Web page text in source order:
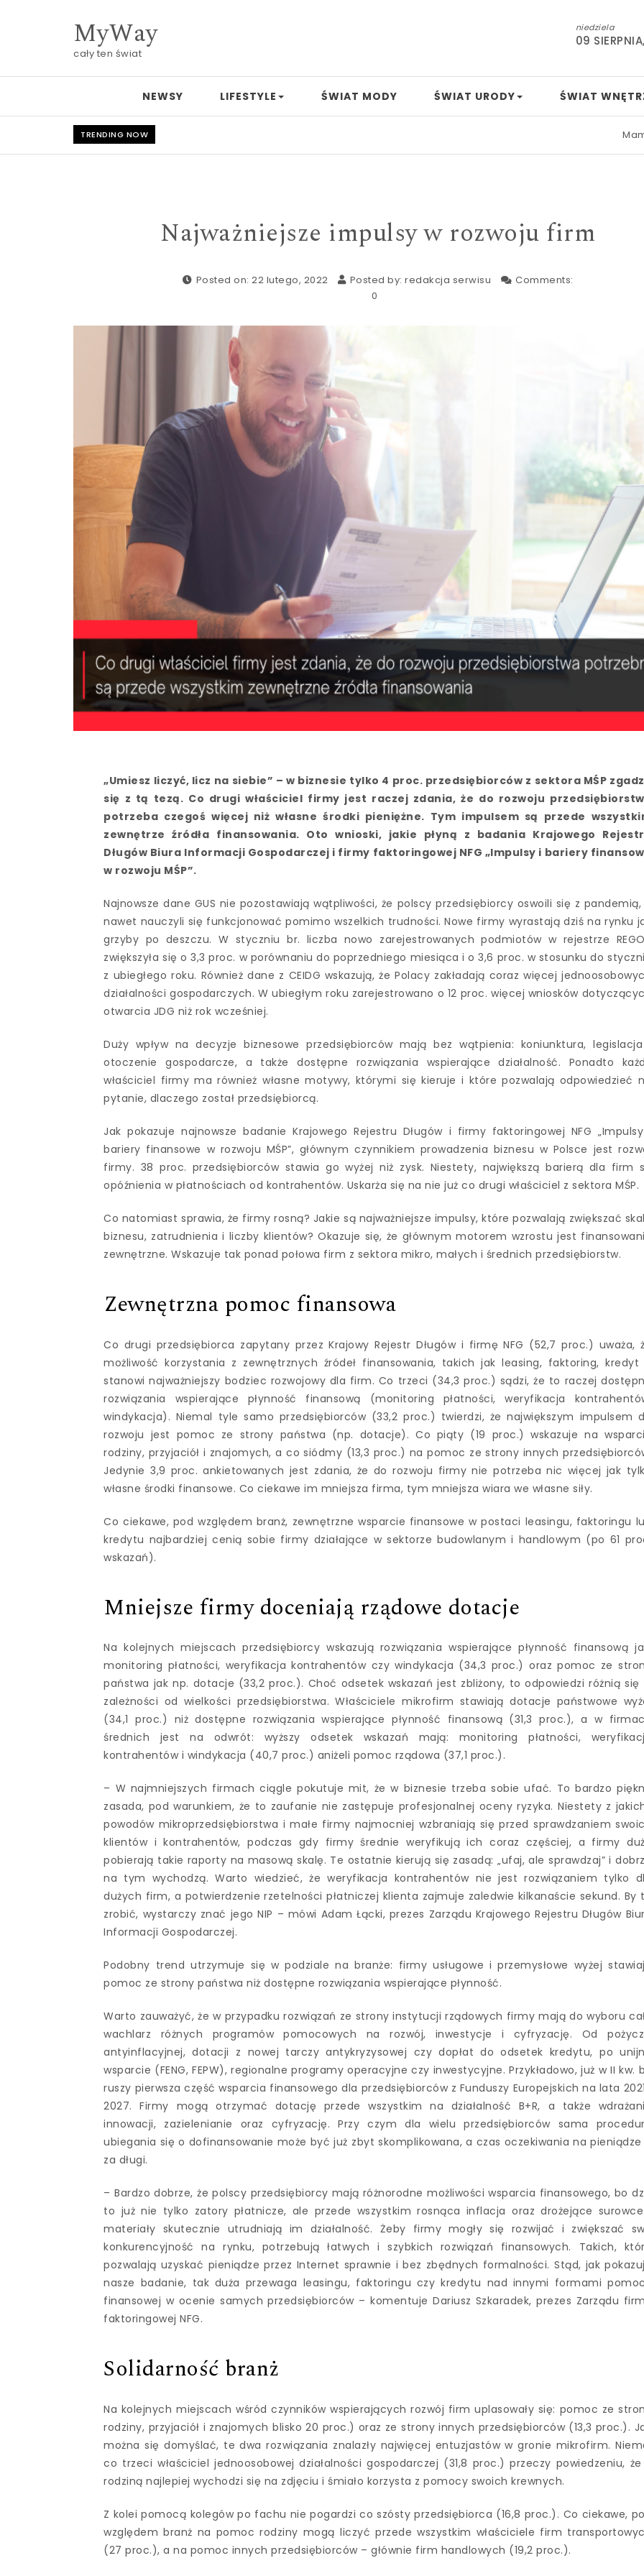
MyWay
cały ten świat
niedziela
09
NEWSY LIFESTYLE ŚWIAT MODY ŚWIAT URODY ŚWIAT
TRENDING NOW Mamo, tato,
Najważniejsze impulsy w rozwoju firm
Posted on: 22 lutego, 2022 Posted by: redakcja serwisu
Comments:
0
„Umiesz liczyć, licz na siebie” – w biznesie tylko 4 proc. przedsiębiorców z sektora MŚP
się z tą tezą. Co drugi właściciel firmy jest raczej zdania, że do rozwoju
potrzeba czegoś więcej niż własne środki pieniężne. Tym impulsem są przede
zewnętrze źródła finansowania. Oto wnioski, jakie płyną z badania Krajowego
Długów Biura Informacji Gospodarczej i firmy faktoringowej NFG „Impulsy i bariery
w rozwoju MŚP”.
Najnowsze dane GUS nie pozostawiają wątpliwości, że polscy przedsiębiorcy oswoili się z pandemią,
nawet nauczyli się funkcjonować pomimo wszelkich trudności. Nowe firmy wyrastają dziś na rynku
grzyby po deszczu. W styczniu br. liczba nowo zarejestrowanych podmiotów w rejestrze
zwiększyła się o 3,3 proc. w porównaniu do poprzedniego miesiąca i o 3,6 proc. w stosunku do
z ubiegłego roku. Również dane z CEIDG wskazują, że Polacy zakładają coraz więcej
działalności gospodarczych. W ubiegłym roku zarejestrowano o 12 proc. więcej wniosków
otwarcia JDG niż rok wcześniej.
Duży wpływ na decyzje biznesowe przedsiębiorców mają bez wątpienia: koniunktura,
otoczenie gospodarcze, a także dostępne rozwiązania wspierające działalność. Ponadto
właściciel firmy ma również własne motywy, którymi się kieruje i które pozwalają odpowiedzieć
pytanie, dlaczego został przedsiębiorcą.
Jak pokazuje najnowsze badanie Krajowego Rejestru Długów i firmy faktoringowej NFG
bariery finansowe w rozwoju MŚP”, głównym czynnikiem prowadzenia biznesu w Polsce jest
firmy. 38 proc. przedsiębiorców stawia go wyżej niż zysk. Niestety, największą barierą dla firm
opóźnienia w płatnościach od kontrahentów. Uskarża się na nie już co drugi właściciel z sektora MŚP.
Co natomiast sprawia, że firmy rosną? Jakie są najważniejsze impulsy, które pozwalają zwiększać
biznesu, zatrudnienia i liczby klientów? Okazuje się, że głównym motorem wzrostu jest
zewnętrzne. Wskazuje tak ponad połowa firm z sektora mikro, małych i średnich przedsiębiorstw.
Zewnętrzna pomoc finansowa
Co drugi przedsiębiorca zapytany przez Krajowy Rejestr Długów i firmę NFG (52,7 proc.) uważa,
możliwość korzystania z zewnętrznych źródeł finansowania, takich jak leasing, faktoring, kredyt
stanowi najważniejszy bodziec rozwojowy dla firm. Co trzeci (34,3 proc.) sądzi, że to raczej
rozwiązania wspierające płynność finansową (monitoring płatności, weryfikacja
windykacja). Niemal tyle samo przedsiębiorców (33,2 proc.) twierdzi, że największym impulsem
rozwoju jest pomoc ze strony państwa (np. dotacje). Co piąty (19 proc.) wskazuje na
rodziny, przyjaciół i znajomych, a co siódmy (13,3 proc.) na pomoc ze strony innych
Jedynie 3,9 proc. ankietowanych jest zdania, że do rozwoju firmy nie potrzeba nic więcej jak
własne środki finansowe. Co ciekawe im mniejsza firma, tym mniejsza wiara we własne siły.
Co ciekawe, pod względem branż, zewnętrzne wsparcie finansowe w postaci leasingu, faktoringu
kredytu najbardziej cenią sobie firmy działające w sektorze budowlanym i handlowym (po 61
wskazań).
Mniejsze firmy doceniają rządowe dotacje
Na kolejnych miejscach przedsiębiorcy wskazują rozwiązania wspierające płynność finansową
monitoring płatności, weryfikacja kontrahentów czy windykacja (34,3 proc.) oraz pomoc ze
państwa jak np. dotacje (33,2 proc.). Choć odsetek wskazań jest zbliżony, to odpowiedzi różnią się
zależności od wielkości przedsiębiorstwa. Właściciele mikrofirm stawiają dotacje państwowe
(34,1 proc.) niż dostępne rozwiązania wspierające płynność finansową (31,3 proc.), a w
średnich jest na odwrót: wyższy odsetek wskazań mają: monitoring płatności,
kontrahentów i windykacja (40,7 proc.) aniżeli pomoc rządowa (37,1 proc.).
– W najmniejszych firmach ciągle pokutuje mit, że w biznesie trzeba sobie ufać. To bardzo
zasada, pod warunkiem, że to zaufanie nie zastępuje profesjonalnej oceny ryzyka. Niestety z
powodów mikroprzedsiębiorstwa i małe firmy najmocniej wzbraniają się przed sprawdzaniem
klientów i kontrahentów, podczas gdy firmy średnie weryfikują ich coraz częściej, a firmy
pobierają takie raporty na masową skalę. Te ostatnie kierują się zasadą: „ufaj, ale sprawdzaj” i
na tym wychodzą. Warto wiedzieć, że weryfikacja kontrahentów nie jest rozwiązaniem tylko
dużych firm, a potwierdzenie rzetelności płatniczej klienta zajmuje zaledwie kilkanaście sekund. By
zrobić, wystarczy znać jego NIP – mówi Adam Łącki, prezes Zarządu Krajowego Rejestru Długów
Informacji Gospodarczej.
Podobny trend utrzymuje się w podziale na branże: firmy usługowe i przemysłowe wyżej
pomoc ze strony państwa niż dostępne rozwiązania wspierające płynność.
Warto zauważyć, że w przypadku rozwiązań ze strony instytucji rządowych firmy mają do wyboru
wachlarz różnych programów pomocowych na rozwój, inwestycje i cyfryzację. Od
antyinflacyjnej, dotacji z nowej tarczy antykryzysowej czy dopłat do odsetek kredytu, po
wsparcie (FENG, FEPW), regionalne programy operacyjne czy inwestycyjne. Przykładowo, już w II kw.
ruszy pierwsza część wsparcia finansowego dla przedsiębiorców z Funduszy Europejskich na lata
2027. Firmy mogą otrzymać dotację przede wszystkim na działalność B+R, a także
innowacji, zazielenianie oraz cyfryzację. Przy czym dla wielu przedsiębiorców sama
ubiegania się o dofinansowanie może być już zbyt skomplikowana, a czas oczekiwania na pieniądze
za długi.
– Bardzo dobrze, że polscy przedsiębiorcy mają różnorodne możliwości wsparcia finansowego, bo
to już nie tylko zatory płatnicze, ale przede wszystkim rosnąca inflacja oraz drożejące
materiały skutecznie utrudniają im działalność. Żeby firmy mogły się rozwijać i zwiększać
konkurencyjność na rynku, potrzebują łatwych i szybkich rozwiązań finansowych. Takich,
pozwalają uzyskać pieniądze przez Internet sprawnie i bez zbędnych formalności. Stąd, jak
nasze badanie, tak duża przewaga leasingu, faktoringu czy kredytu nad innymi formami
finansowej w ocenie samych przedsiębiorców – komentuje Dariusz Szkaradek, prezes Zarządu
faktoringowej NFG.
Solidarność branż
Na kolejnych miejscach wśród czynników wspierających rozwój firm uplasowały się: pomoc ze
rodziny, przyjaciół i znajomych blisko 20 proc.) oraz ze strony innych przedsiębiorców (13,3 proc.).
można się domyślać, te dwa rozwiązania znalazły najwięcej entuzjastów w gronie mikrofirm.
co trzeci właściciel jednoosobowej działalności gospodarczej (31,8 proc.) przeczy powiedzeniu,
rodziną najlepiej wychodzi się na zdjęciu i śmiało korzysta z pomocy swoich krewnych.
Z kolei pomocą kolegów po fachu nie pogardzi co szósty przedsiębiorca (16,8 proc.). Co ciekawe,
względem branż na pomoc rodziny mogą liczyć przede wszystkim właściciele firm
(27 proc.), a na pomoc innych przedsiębiorców – głównie firm handlowych (19,2 proc.).